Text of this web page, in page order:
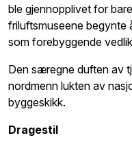
ble gjennopplivet for
friluftsmuseene begynte
som forebyggende
Den særegne duften av
nordmenn lukten av
byggeskikk.
Dragestil